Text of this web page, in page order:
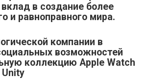
в создание более
и равноправного мира.
компании в
возможностей
коллекцию Apple Watch
Unity